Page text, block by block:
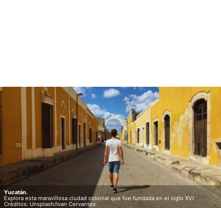
Yucatán.
Explora esta maravillosa ciudad colonial que fue fundada en el siglo XVI
Créditos: Unsplash/Ivan Cervantes